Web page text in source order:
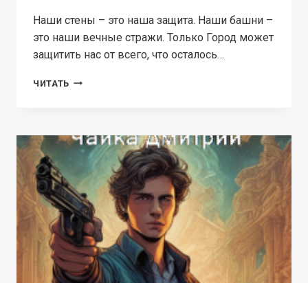
Наши стены – это наша защита. Наши башни –
это наши вечные стражи. Только Город может
защитить нас от всего, что осталось…
ЧИТАТЬ ПО